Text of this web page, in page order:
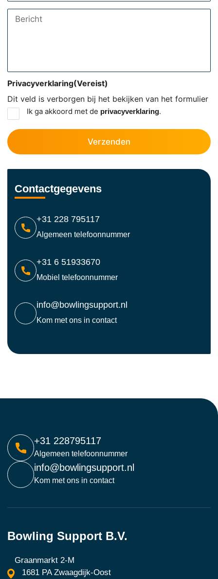
Bericht
Dit veld is verborgen bij het bekijken van het formulier
Privacyverklaring(Vereist)
Ik ga akkoord met de privacyverklaring.
Contactgegevens
+31 228 795117
Algemeen telefoonnummer
+31 6 51933670
Mobiel telefoonnummer
info@bowlingsupport.nl
Kom met ons in contact
+31 228795117
Algemeen telefoonnummer
info@bowlingsupport.nl
Kom met ons in contact
Bowling Support B.V.
Graanmarkt 2-M
1681 PA Zwaagdijk-Oost